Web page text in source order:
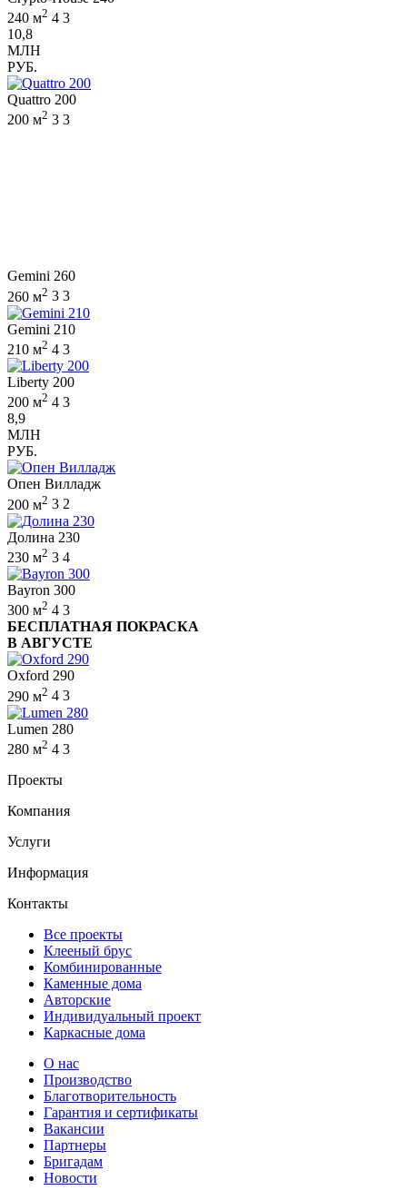
240 м2 4 3
10,8
МЛН
РУБ.
Quattro 200
200 м2 3 3
Gemini 260
260 м2 3 3
Gemini 210
210 м2 4 3
Liberty 200
200 м2 4 3
8,9
МЛН
РУБ.
Опен Вилладж
200 м2 3 2
Долина 230
230 м2 3 4
Bayron 300
300 м2 4 3
БЕСПЛАТНАЯ ПОКРАСКА
В АВГУСТЕ
Oxford 290
290 м2 4 3
Lumen 280
280 м2 4 3
Проекты
Компания
Услуги
Информация
Контакты
Все проекты
Клееный брус
Комбинированные
Каменные дома
Авторские
Индивидуальный проект
Каркасные дома
О нас
Производство
Благотворительность
Гарантия и сертификаты
Вакансии
Партнеры
Бригадам
Новости